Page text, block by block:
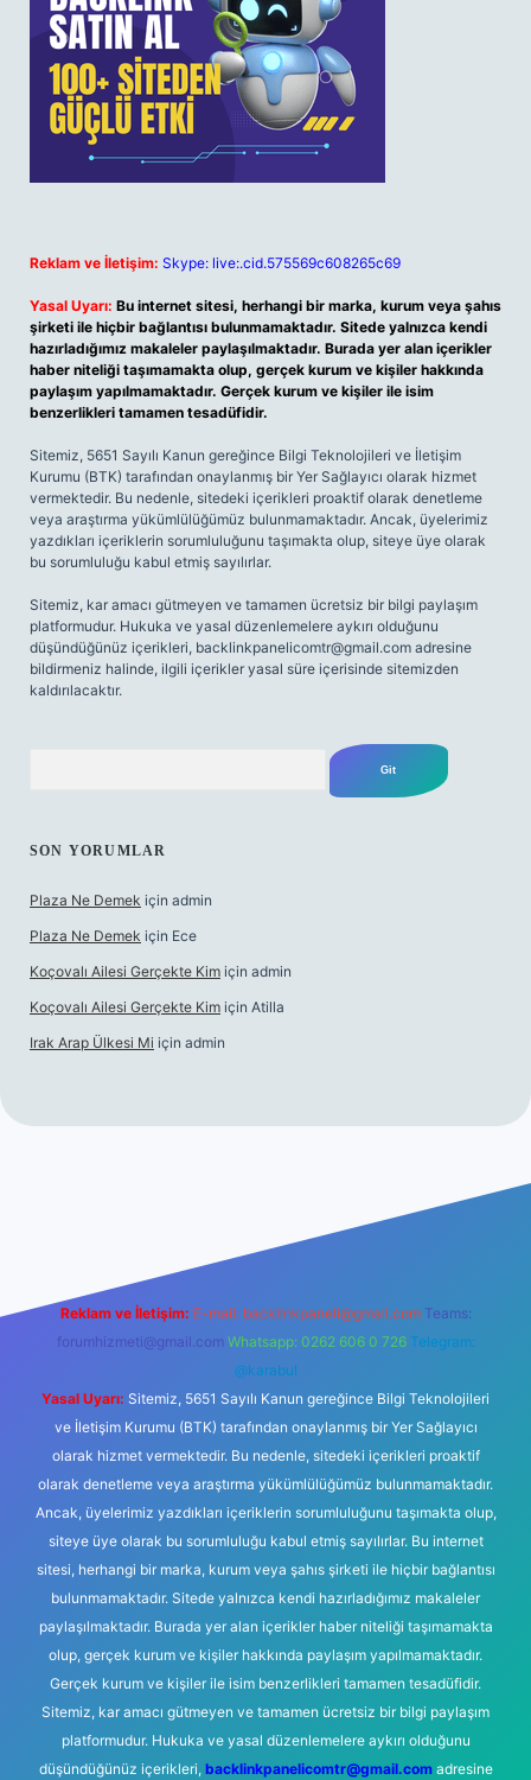
Reklam ve İletişim: Skype: live:.cid.575569c608265c69
Yasal Uyarı: Bu internet sitesi, herhangi bir marka, kurum veya şahıs
şirketi ile hiçbir bağlantısı bulunmamaktadır. Sitede yalnızca kendi
hazırladığımız makaleler paylaşılmaktadır. Burada yer alan içerikler
haber niteliği taşımamakta olup, gerçek kurum ve kişiler hakkında
paylaşım yapılmamaktadır. Gerçek kurum ve kişiler ile isim
benzerlikleri tamamen tesadüfidir.
Sitemiz, 5651 Sayılı Kanun gereğince Bilgi Teknolojileri ve İletişim
Kurumu (BTK) tarafından onaylanmış bir Yer Sağlayıcı olarak hizmet
vermektedir. Bu nedenle, sitedeki içerikleri proaktif olarak denetleme
veya araştırma yükümlülüğümüz bulunmamaktadır. Ancak, üyelerimiz
yazdıkları içeriklerin sorumluluğunu taşımakta olup, siteye üye olarak
bu sorumluluğu kabul etmiş sayılırlar.
Sitemiz, kar amacı gütmeyen ve tamamen ücretsiz bir bilgi paylaşım
platformudur. Hukuka ve yasal düzenlemelere aykırı olduğunu
düşündüğünüz içerikleri, backlinkpanelicomtr@gmail.com adresine
bildirmeniz halinde, ilgili içerikler yasal süre içerisinde sitemizden
kaldırılacaktır.
SON YORUMLAR
Plaza Ne Demek için admin
Plaza Ne Demek için Ece
Koçovalı Ailesi Gerçekte Kim için admin
Koçovalı Ailesi Gerçekte Kim için Atilla
Irak Arap Ülkesi Mi için admin
Reklam ve İletişim: E-mail: backlinkpaneli@gmail.com Teams:
forumhizmeti@gmail.com Whatsapp: 0262 606 0 726 Telegram:
@karabul
Yasal Uyarı: Sitemiz, 5651 Sayılı Kanun gereğince Bilgi Teknolojileri
ve İletişim Kurumu (BTK) tarafından onaylanmış bir Yer Sağlayıcı
olarak hizmet vermektedir. Bu nedenle, sitedeki içerikleri proaktif
olarak denetleme veya araştırma yükümlülüğümüz bulunmamaktadır.
Ancak, üyelerimiz yazdıkları içeriklerin sorumluluğunu taşımakta olup,
siteye üye olarak bu sorumluluğu kabul etmiş sayılırlar. Bu internet
sitesi, herhangi bir marka, kurum veya şahıs şirketi ile hiçbir bağlantısı
bulunmamaktadır. Sitede yalnızca kendi hazırladığımız makaleler
paylaşılmaktadır. Burada yer alan içerikler haber niteliği taşımamakta
olup, gerçek kurum ve kişiler hakkında paylaşım yapılmamaktadır.
Gerçek kurum ve kişiler ile isim benzerlikleri tamamen tesadüfidir.
Sitemiz, kar amacı gütmeyen ve tamamen ücretsiz bir bilgi paylaşım
platformudur. Hukuka ve yasal düzenlemelere aykırı olduğunu
düşündüğünüz içerikleri, backlinkpanelicomtr@gmail.comadresine